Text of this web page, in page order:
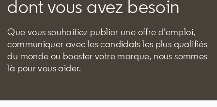
dont vous avez besoin
Que vous souhaitiez publier une offre d’emploi,
communiquer avec les candidats les plus qualifiés
du monde ou booster votre marque, nous sommes
là pour vous aider.